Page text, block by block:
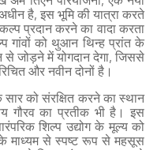
है, इस भूमि की यात्रा करते
प्रदान करने का वादा करता
गांवों को थुआन थिन्ह प्रांत के
से जोड़ने में योगदान देगा, जिससे
और नवीन दोनों है।
को संरक्षित करने का स्थान
गौरव का प्रतीक भी है। इस
शिल्प उद्योग के मूल्य को
माध्यम से स्पष्ट रूप से महसूस